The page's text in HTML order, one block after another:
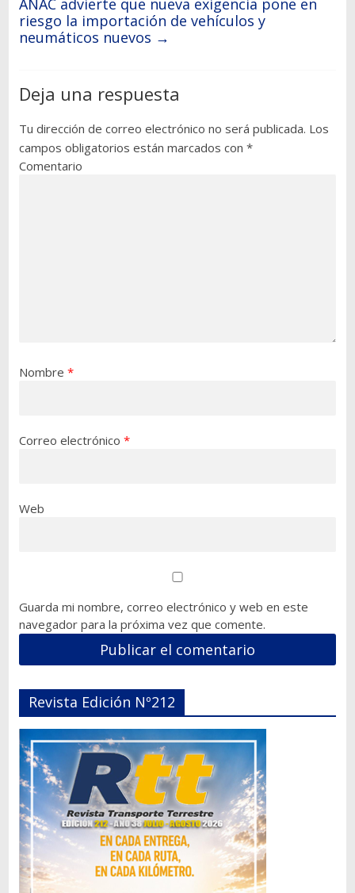
riesgo la importación de vehículos y
neumáticos nuevos →
Deja una respuesta
Tu dirección de correo electrónico no será publicada. Los
campos obligatorios están marcados con *
Comentario
Nombre *
Correo electrónico *
Web
Guarda mi nombre, correo electrónico y web en este
navegador para la próxima vez que comente.
Revista Edición Nº212